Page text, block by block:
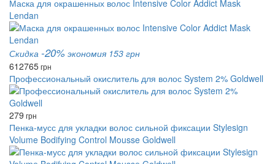
Маска для окрашенных волос Intensive Color Addict Mask
Lendan
Скидка -20% экономия 153 грн
612765грн
Профессиональный окислитель для волос System 2% Goldwell
279 грн
Пенка-мусс для укладки волос сильной фиксации Stylesign
Volume Bodifying Control Mousse Goldwell